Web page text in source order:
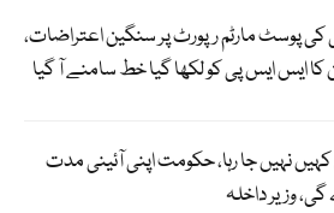
کی پوسٹ مارٹم رپورٹ پر سنگین اعتراضات،
ایس ایس پی کو لکھا گیا خط سامنے آ گیا
نہیں جا رہا، حکومت اپنی آئینی مدت
وزیر داخلہ